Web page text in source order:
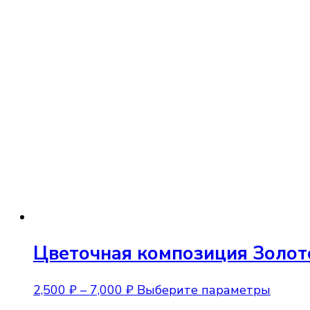
Цветочная композиция
2,500 ₽ – 7,000 ₽Диапазон
Выберите параметры